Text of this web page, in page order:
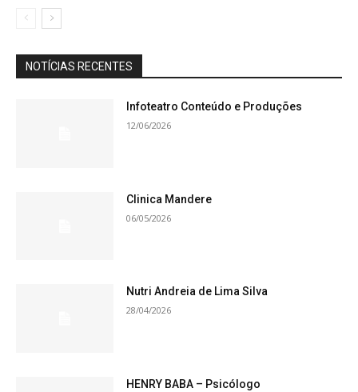
NOTÍCIAS RECENTES
Infoteatro Conteúdo e Produções
12/06/2026
Clinica Mandere
06/05/2026
Nutri Andreia de Lima Silva
28/04/2026
HENRY BABA – Psicólogo